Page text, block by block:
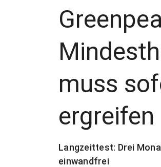
muss
ergreifen
Langzeittest: Drei
einwandfrei